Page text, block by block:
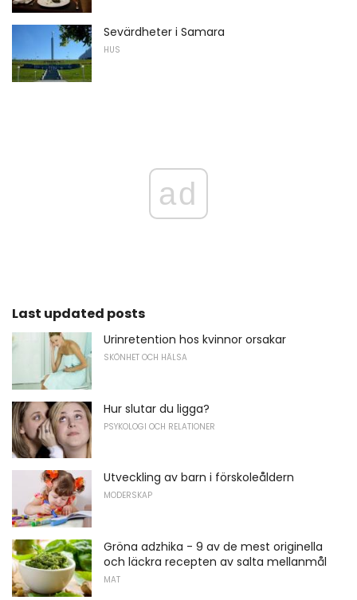
Sevärdheter i Samara
HUS
ad
Last updated posts
Urinretention hos kvinnor orsakar
SKÖNHET OCH HÄLSA
Hur slutar du ligga?
PSYKOLOGI OCH RELATIONER
Utveckling av barn i förskoleåldern
MODERSKAP
Gröna adzhika - 9 av de mest originella
och läckra recepten av salta mellanmål
MAT